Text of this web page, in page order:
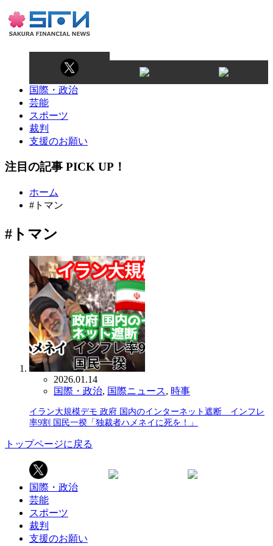
国際・政治
芸能
スポーツ
裁判
支援のお願い
注目の記事 PICK UP！
ホーム
#トマン
#トマン
2026.01.14
国際・政治, 国際ニュース, 時事
イラン大規模デモ 政府 国内のインターネット遮断 インフレ
率9割 国民一揆「独裁者ハメネイに死を！」
トップページに戻る
国際・政治
芸能
スポーツ
裁判
支援のお願い